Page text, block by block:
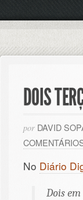
DOIS
por DAVID
No Diário
Dois